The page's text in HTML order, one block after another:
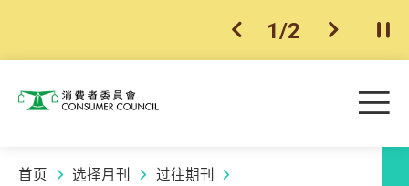
上一个
1/2 下一个开
消费者委员会 目
首页 选择月刊 过往期刊